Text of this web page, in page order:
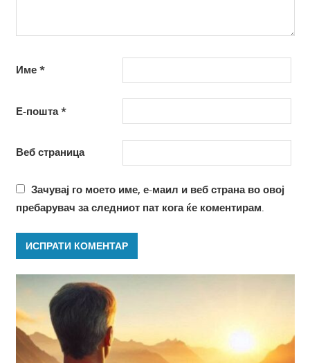
Име *
Е-пошта*
Веб страница
Зачувај го моето име, е-маил и веб страна во овој
пребарувач за следниот пат кога ќе коментирам.